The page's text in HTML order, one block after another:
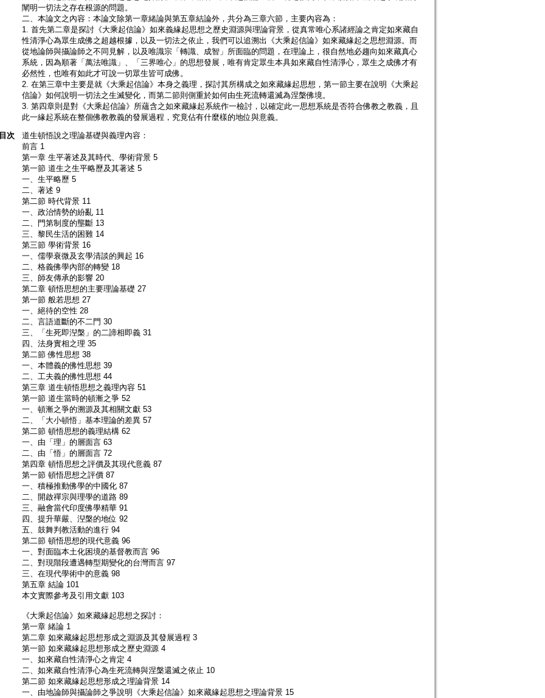
闡明一切法之存在根源的問題。
二、本論文之內容：本論文除第一章緒論與第五章結論外，共分為三章六節，主要內容為：
1. 首先第二章是探討《大乘起信論》如來義緣起思想之歷史淵源與理論背景，從真常唯心系諸經論之肯定如來藏自
性清淨心為眾生成佛之超越根據，以及一切法之依止，我們可以追溯出《大乘起信論》如來藏緣起之思想淵源。而
從地論師與攝論師之不同見解，以及唯識宗「轉識、成智」所面臨的問題，在理論上，很自然地必趨向如來藏真心
系統，因為順著「萬法唯識」、「三界唯心」的思想發展，唯有肯定眾生本具如來藏自性清淨心，眾生之成佛才有
必然性，也唯有如此才可說一切眾生皆可成佛。
2. 在第三章中主要是就《大乘起信論》本身之義理，探討其所構成之如來藏緣起思想，第一節主要在說明《大乘起
信論》如何說明一切法之生滅變化，而第二節則側重於如何由生死流轉還滅為涅槃佛境。
3. 第四章則是對《大乘起信論》所蘊含之如來藏緣起系統作一檢討，以確定此一思想系統是否符合佛教之教義，且
此一緣起系統在整個佛教教義的發展過程，究竟佔有什麼樣的地位與意義。
次
道生頓悟說之理論基礎與義理內容：
前言 1
第一章 生平著述及其時代、學術背景 5
第一節 道生之生平略歷及其著述 5
一、生平略歷 5
二、著述 9
第二節 時代背景 11
一、政治情勢的紛亂 11
二、門第制度的壟斷 13
三、黎民生活的困難 14
第三節 學術背景 16
一、儒學衰微及玄學清談的興起 16
二、格義佛學內部的轉變 18
三、師友傳承的影響 20
第二章 頓悟思想的主要理論基礎 27
第一節 般若思想 27
一、絕待的空性 28
二、言語道斷的不二門 30
三、「生死即湼槃」的二諦相即義 31
四、法身實相之理 35
第二節 佛性思想 38
一、本體義的佛性思想 39
二、工夫義的佛性思想 44
第三章 道生頓悟思想之義理內容 51
第一節 道生當時的頓漸之爭 52
一、頓漸之爭的溯源及其相關文獻 53
二、「大小頓悟」基本理論的差異 57
第二節 頓悟思想的義理結構 62
一、由「理」的層面言 63
二、由「悟」的層面言 72
第四章 頓悟思想之評價及其現代意義 87
第一節 頓悟思想之評價 87
一、積極推動佛學的中國化 87
二、開啟禪宗與理學的道路 89
三、融會當代印度佛學精華 91
四、提升華嚴、湼槃的地位 92
五、鼓舞判教活動的進行 94
第二節 頓悟思想的現代意義 96
一、對面臨本土化困境的基督教而言 96
二、對現階段遭遇轉型期變化的台灣而言 97
三、在現代學術中的意義 98
第五章 結論 101
本文實際參考及引用文獻 103
《大乘起信論》如來藏緣起思想之探討：
第一章 緒論 1
第二章 如來藏緣起思想形成之淵源及其發展過程 3
第一節 如來藏緣起思想形成之歷史淵源 4
一、如來藏自性清淨心之肯定 4
二、如來藏自性清淨心為生死流轉與涅槃還滅之依止 10
第二節 如來藏緣起思想形成之理論背景 14
一、由地論師與攝論師之爭說明《大乘起信論》如來藏緣起思想之理論背景 15